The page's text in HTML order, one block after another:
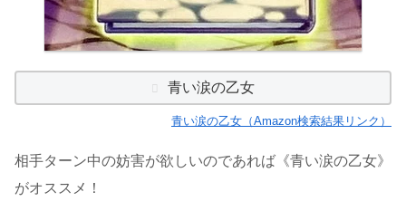
青い涙の乙女
青い涙の乙女（Amazon検索結果リンク）
相手ターン中の妨害が欲しいのであれば《青い涙の乙女》
がオススメ！